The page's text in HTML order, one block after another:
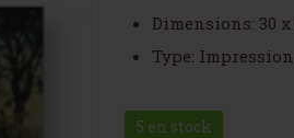
Dimensions: 30 x
Type:
5 en stock